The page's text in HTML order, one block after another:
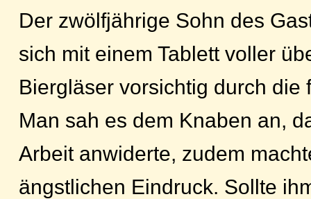
Der zwölfjährige Sohn des
sich mit einem Tablett voller
Biergläser vorsichtig durch die
Man sah es dem Knaben an,
Arbeit anwiderte, zudem
ängstlichen Eindruck. Sollte